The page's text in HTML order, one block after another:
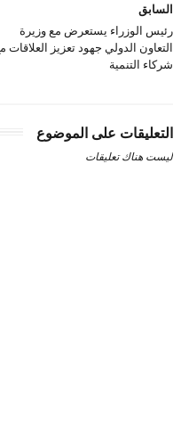
السابق
رئيس الوزراء يستعرض مع وزيرة
التعاون الدولي جهود تعزيز العلاقات
شركاء التنمية
التعليقات على الموضوع
ليست هناك تعليقات